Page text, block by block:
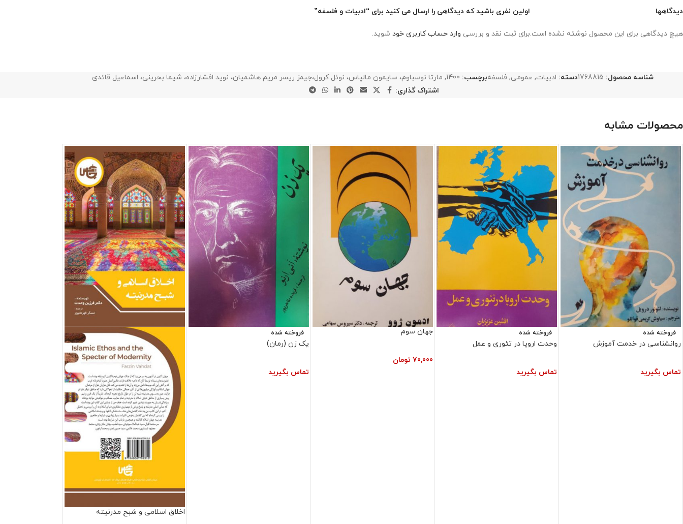
دیدگاهها
هیچ دیدگاهی برای این محصول نوشته نشده است.
اولین نفری باشید که دیدگاهی را ارسال می کنید برای “ادبیات و فلسفه”
برای ثبت نقد و بررسی وارد حساب کاربری خود شوید.
شناسه محصول: 1768815دسته: ادبیات, عمومی, فلسفهبرچسب: 1400
, مارتا نوسباوم، سایمون مالپاس، نوئل کرول،جیمز ریسر مریم هاشمیان، نوید افشارزاده، شیما بحرینی، اسماعیل قائدی
اشتراک گذاری:
محصولات مشابه
فروخته شده
روانشناسی در خدمت آموزش
تماس بگیرید
فروخته شده
وحدت اروپا در تئوری و عمل
تماس بگیرید
جهان سوم
70,000 تومان
فروخته شده
یک زن (رمان)
تماس بگیرید
اخلاق اسلامی و شبح مدرنیته